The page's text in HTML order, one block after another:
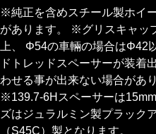
※純正を含めスチール製ホイ
があります。 ※グリスキャッ
上、 Φ54の車輛の場合はΦ42
ドトレッドスペーサーが装着
わせる事が出来ない場合があ
※139.7-6Hスペーサーは
ズはジュラルミン製プラック
（S45C）製となります。